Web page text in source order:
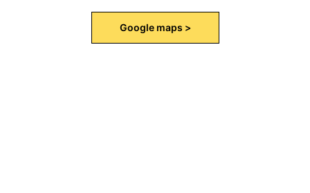
Google maps >